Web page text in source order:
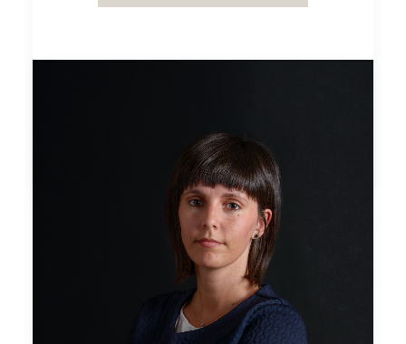
by MW Associati